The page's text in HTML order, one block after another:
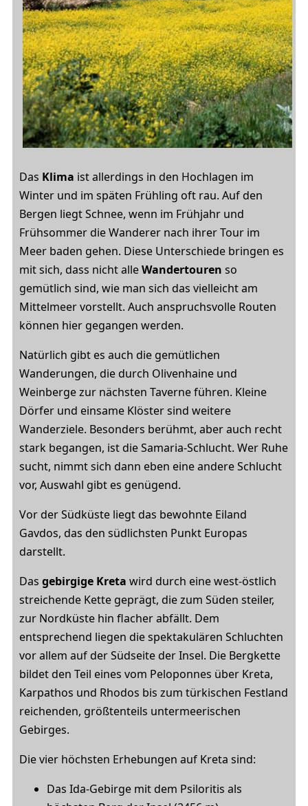
Das Klima ist allerdings in den Hochlagen im
Winter und im späten Frühling oft rau. Auf den
Bergen liegt Schnee, wenn im Frühjahr und
Frühsommer die Wanderer nach ihrer Tour im
Meer baden gehen. Diese Unterschiede bringen es
mit sich, dass nicht alleWandertouren so
gemütlich sind, wie man sich das vielleicht am
Mittelmeer vorstellt. Auch anspruchsvolle Routen
können hier gegangen werden.
Natürlich gibt es auch die gemütlichen
Wanderungen, die durch Olivenhaine und
Weinberge zur nächsten Taverne führen. Kleine
Dörfer und einsame Klöster sind weitere
Wanderziele. Besonders berühmt, aber auch recht
stark begangen, ist die Samaria-Schlucht. Wer Ruhe
sucht, nimmt sich dann eben eine andere Schlucht
vor, Auswahl gibt es genügend.
Vor der Südküste liegt das bewohnte Eiland
Gavdos, das den südlichsten Punkt Europas
darstellt.
Das gebirgige Kreta wird durch eine west-östlich
streichende Kette geprägt, die zum Süden steiler,
zur Nordküste hin flacher abfällt. Dem
entsprechend liegen die spektakulären Schluchten
vor allem auf der Südseite der Insel. Die Bergkette
bildet den Teil eines vom Peloponnes über Kreta,
Karpathos und Rhodos bis zum türkischen Festland
reichenden, größtenteils untermeerischen
Gebirges.
Die vier höchsten Erhebungen auf Kreta sind:
Das Ida-Gebirge mit dem Psiloritis als